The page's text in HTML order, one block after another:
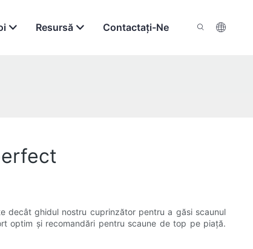
Resursă Contactaţi-Ne
ghidul nostru cuprinzător pentru a găsi scaunul
optim și recomandări pentru scaune de top pe piață.